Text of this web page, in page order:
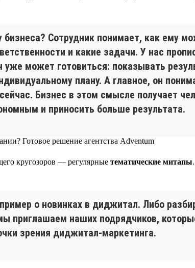
Сотрудник понимает, как ему
и какие задачи. У нас
может готовиться: показывать
плану. А главное, он
Бизнес в этом смысле получает
и приносить больше результата.
кругозоров — регулярные тематические митапы
о новинках в диджитал. Либо
приглашаем наших подрядчиков,
зрения диджитал-маркетинга.